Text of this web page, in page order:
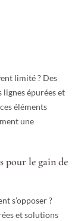
limité ? Des
lignes épurées et
éléments
une
pour le gain de
s’opposer ?
et solutions